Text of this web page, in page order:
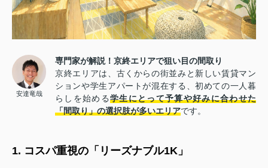
安達竜哉
専門家が解説！京終エリアで狙い目の間取り
京終エリアは、古くからの街並みと新しい賃貸マン
ションや学生アパートが混在する、初めての一人暮
らしを始める学生にとって予算や好みに合わせた
「間取り」の選択肢が多いエリアです。
1. コスパ重視の「リーズナブル1K」